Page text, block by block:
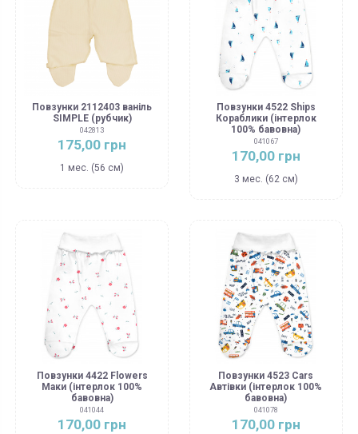
Повзунки 2112403 ваніль
SIMPLE (рубчик)
042813
175,00 грн
1 мес. (56 см)
Повзунки 4522 Ships
Кораблики (інтерлок
100% бавовна)
041067
170,00 грн
3 мес. (62 см)
Повзунки 4422 Flowers
Маки (інтерлок 100%
бавовна)
041044
170,00 грн
Повзунки 4523 Cars
Автівки (інтерлок 100%
бавовна)
041078
170,00 грн